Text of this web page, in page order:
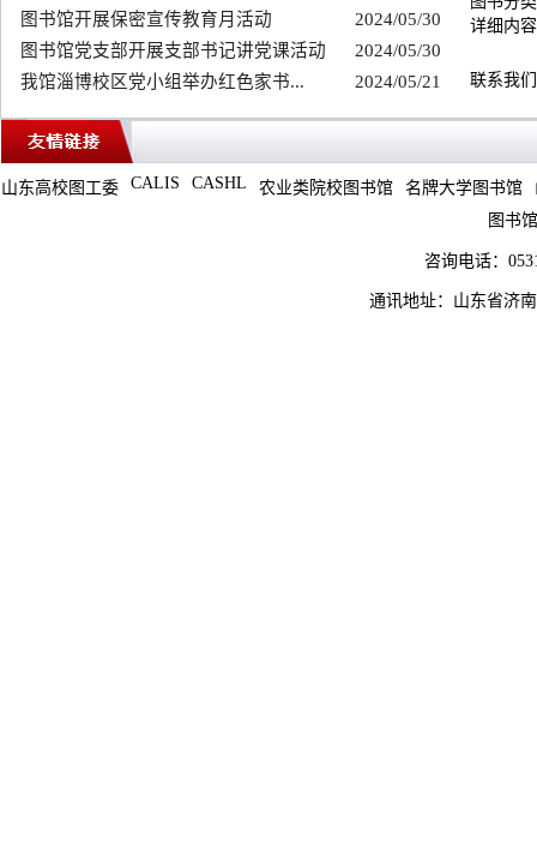
图书馆开展保密宣传教育月活动
2024/05/30
图书馆党支部开展支部书记讲党课活动
2024/05/30
我馆淄博校区党小组举办红色家书...
2024/05/21
详细内容
联系我们
山东高校图工委 CALIS CASHL 农业类院校图书馆 名牌大学图书馆
图书
咨询电话：
通讯地址：山东省济